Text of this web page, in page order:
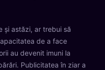
și astăzi, ar trebui să
de a face
au devenit imuni la
Publicitatea în ziar a